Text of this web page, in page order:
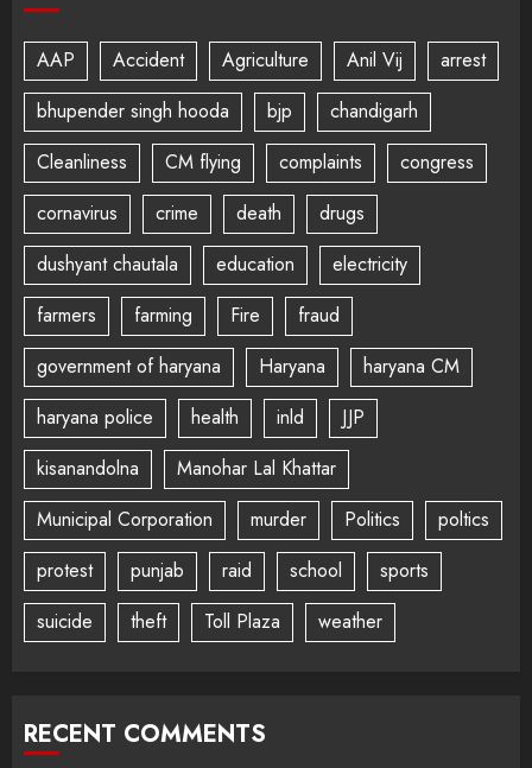
AAP Accident Agriculture Anil Vij
arrest
bhupender singh hooda
bjp
chandigarh
Cleanliness
CM flying complaints
congress
cornavirus
crime death
drugs
dushyant chautala
education
electricity
farmers
farming Fire
fraud
government of haryana
Haryana
haryana CM
haryana police
health inld
JJP
kisanandolna
Manohar Lal Khattar
Municipal Corporation
murder Politics
poltics
protest
punjab raid school
sports
suicide
theft Toll Plaza weather
RECENT COMMENTS